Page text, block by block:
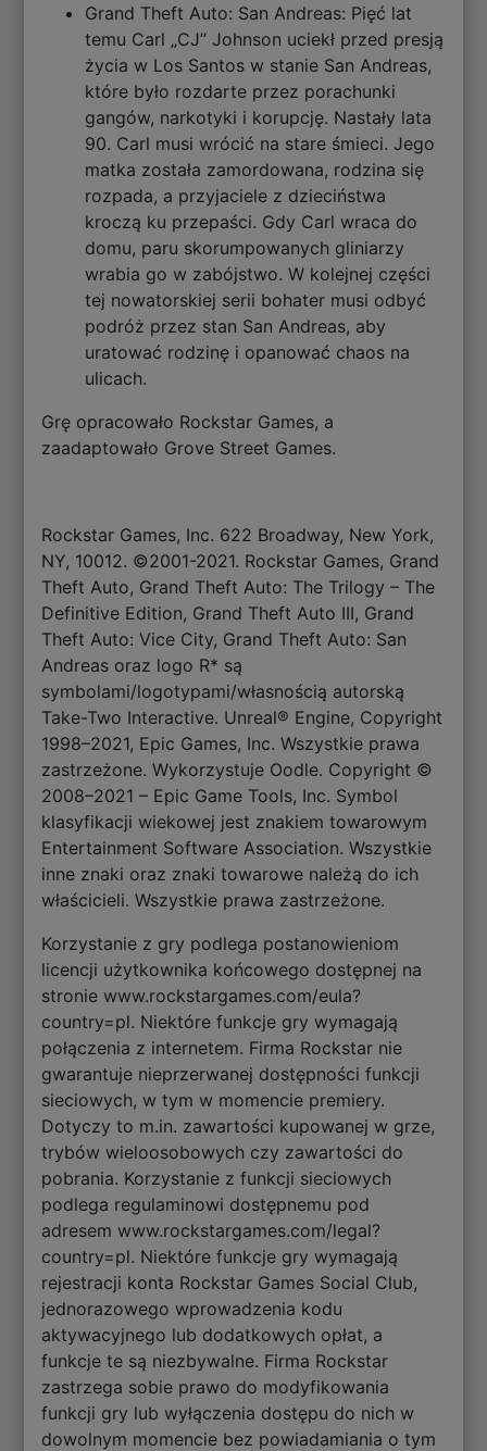
Grand Theft Auto: San Andreas: Pięć lat
temu Carl „CJ” Johnson uciekł przed presją
życia w Los Santos w stanie San Andreas,
które było rozdarte przez porachunki
gangów, narkotyki i korupcję. Nastały lata
90. Carl musi wrócić na stare śmieci. Jego
matka została zamordowana, rodzina się
rozpada, a przyjaciele z dzieciństwa
kroczą ku przepaści. Gdy Carl wraca do
domu, paru skorumpowanych gliniarzy
wrabia go w zabójstwo. W kolejnej części
tej nowatorskiej serii bohater musi odbyć
podróż przez stan San Andreas, aby
uratować rodzinę i opanować chaos na
ulicach.
Grę opracowało Rockstar Games, a
zaadaptowało Grove Street Games.
Rockstar Games, Inc. 622 Broadway, New York,
NY, 10012. ©2001-2021. Rockstar Games, Grand
Theft Auto, Grand Theft Auto: The Trilogy – The
Definitive Edition, Grand Theft Auto III, Grand
Theft Auto: Vice City, Grand Theft Auto: San
Andreas oraz logo R* są
symbolami/logotypami/własnością autorską
Take-Two Interactive. Unreal® Engine, Copyright
1998–2021, Epic Games, Inc. Wszystkie prawa
zastrzeżone. Wykorzystuje Oodle. Copyright ©
2008–2021 – Epic Game Tools, Inc. Symbol
klasyfikacji wiekowej jest znakiem towarowym
Entertainment Software Association. Wszystkie
inne znaki oraz znaki towarowe należą do ich
właścicieli. Wszystkie prawa zastrzeżone.
Korzystanie z gry podlega postanowieniom
licencji użytkownika końcowego dostępnej na
stronie www.rockstargames.com/eula?
country=pl. Niektóre funkcje gry wymagają
połączenia z internetem. Firma Rockstar nie
gwarantuje nieprzerwanej dostępności funkcji
sieciowych, w tym w momencie premiery.
Dotyczy to m.in. zawartości kupowanej w grze,
trybów wieloosobowych czy zawartości do
pobrania. Korzystanie z funkcji sieciowych
podlega regulaminowi dostępnemu pod
adresem www.rockstargames.com/legal?
country=pl. Niektóre funkcje gry wymagają
rejestracji konta Rockstar Games Social Club,
jednorazowego wprowadzenia kodu
aktywacyjnego lub dodatkowych opłat, a
funkcje te są niezbywalne. Firma Rockstar
zastrzega sobie prawo do modyfikowania
funkcji gry lub wyłączenia dostępu do nich w
dowolnym momencie bez powiadamiania o tym